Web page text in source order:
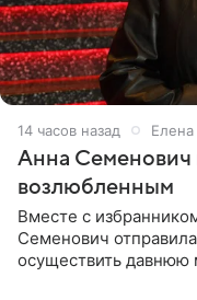
14 часов назад
Анна Семенович
возлюбленным
Вместе с
Семенович
осуществить давнюю